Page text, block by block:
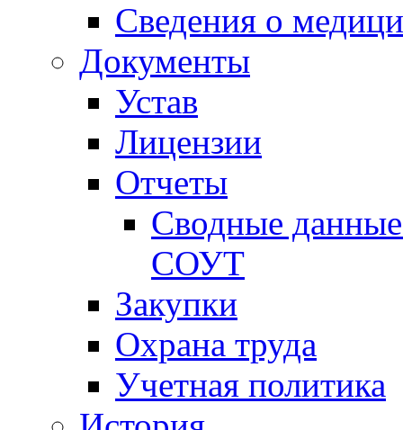
Сведения о
Документы
Устав
Лицензии
Отчеты
Сводные данные
СОУТ
Закупки
Охрана труда
Учетная политика